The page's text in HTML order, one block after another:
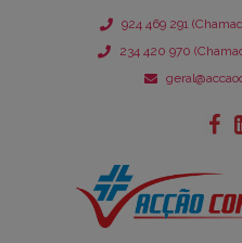
924 469 291
234 420 970